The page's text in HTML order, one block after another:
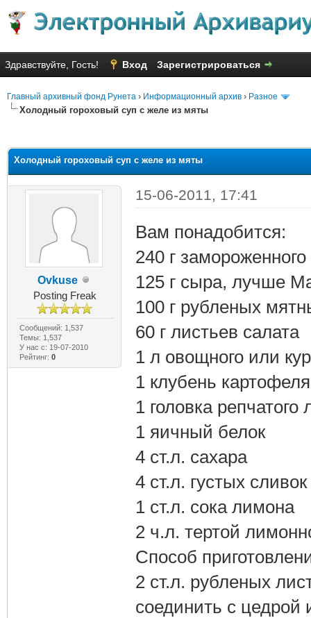
Здравствуйте, Гость! Вход Зарегистрироваться
Главный архивный фонд Рунета › Информационный архив › Разное
Холодный гороховый суп с желе из мяты
Холодный гороховый суп с желе из мяты
Ovkuse
Posting Freak
Сообщений: 1,537
Темы: 1,537
У нас с: 19-07-2010
Рейтинг: 0
15-06-2011, 17:41
Вам понадобится:
240 г
125 г сыра, лучше
100 г рубленых
60 г листьев салата
1 л овощного или
1 клубень картофеля
1 головка репчатого
1 яичный белок
4 ст.л. сахара
4 ст.л. густых сливок
1 ст.л. сока лимона
2 ч.л. тертой
Способ
2 ст.л. рубленых
соединить с